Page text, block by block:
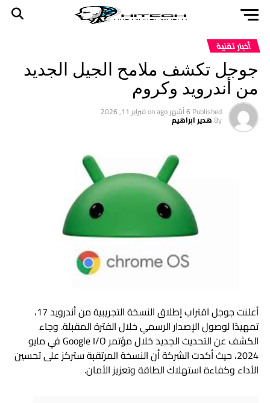
أخبار تقنية
جوجل تكشف ملامح الجيل الجديد
من أندرويد وكروم
Published 6 أشهر ago onفبراير 11, 2026
By هدير ابراهيم
أعلنت جوجل اقتراب إطلاق النسخة التجريبية من أندرويد 17،
تمهيدًا لوصول الإصدار الرسمي خلال الفترة المقبلة. وجاء
الكشف عن التحديث الجديد خلال مؤتمر Google I/O في مايو
2024، حيث أكدت الشركة أن النسخة المرتقبة ستركز على تحسين
الأداء وكفاءة استهلاك الطاقة وتعزيز الأمان.